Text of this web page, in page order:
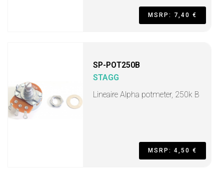
MSRP: 7,40 €
SP-POT250B
STAGG
Lineaire Alpha potmeter, 250k B
MSRP: 4,50 €